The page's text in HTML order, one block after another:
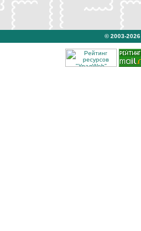
© 2003-2026